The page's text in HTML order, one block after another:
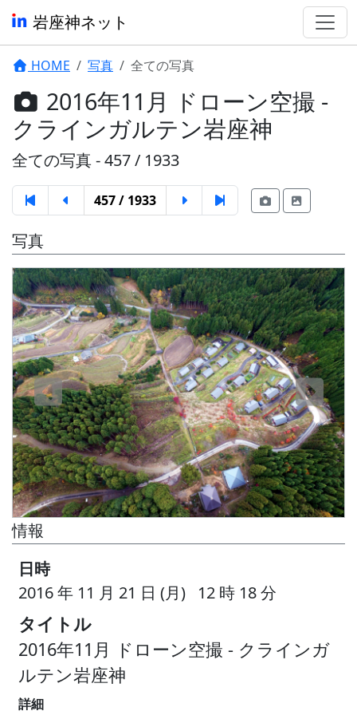
岩座神ネット
HOME 写真 全ての写真
2016年11月 ドローン空撮 -
クラインガルテン岩座神
全ての写真 - 457 / 1933
457 / 1933
写真
情報
日時
2016 年 11 月 21 日 (月) 12 時 18 分
タイトル
2016年11月 ドローン空撮 - クラインガ
ルテン岩座神
詳細